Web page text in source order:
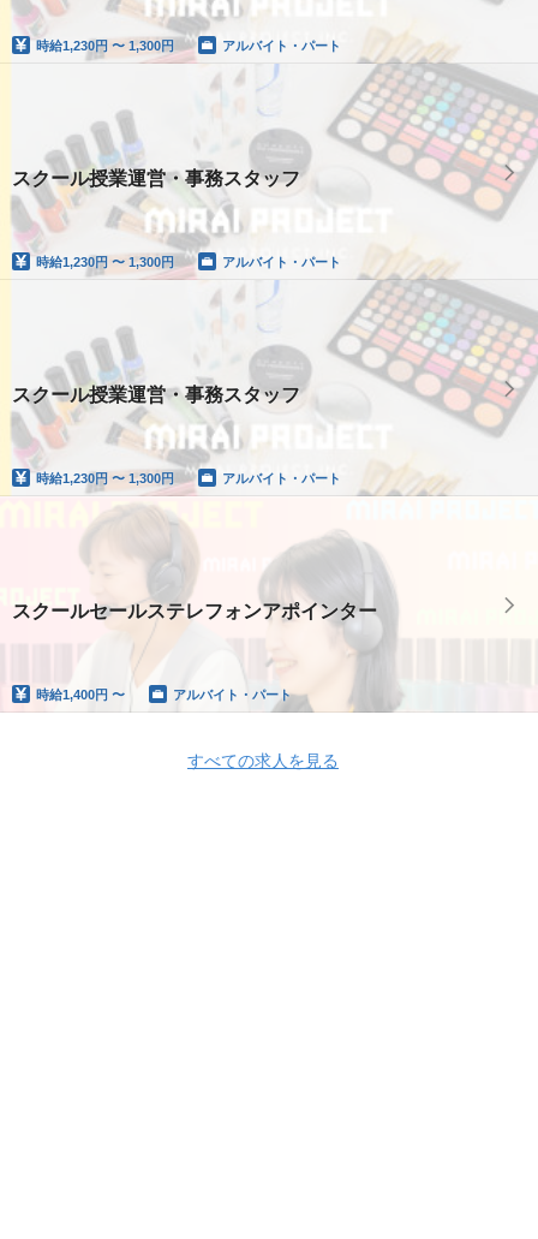
時給1,230円 〜 1,300円 アルバイト・パート
スクール授業運営・事務スタッフ
時給1,230円 〜 1,300円 アルバイト・パート
スクール授業運営・事務スタッフ
時給1,230円 〜 1,300円 アルバイト・パート
スクールセールステレフォンアポインター
時給1,400円 〜 アルバイト・パート
すべての求人を見る